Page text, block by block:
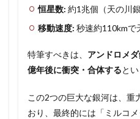
恒星数: 約1兆個（天の川
移動速度: 秒速約110kmで
特筆すべきは、 アンドロメ
億年後に衝突・合体すると
この2つの巨大な銀河は、重
おり、最終的には「ミルコ